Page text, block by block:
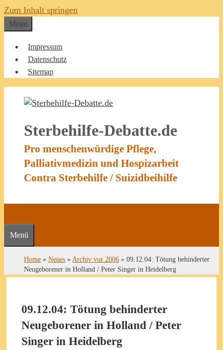
Zum Inhalt springen
Menu
Impressum
Datenschutz
Sitemap
Sterbehilfe-Debatte.de
Pro menschenwürdige Pflege,
Palliativmedizin und Hospizarbeit
Contra Sterbehilfe / Suizidbeihilfe
Menü
Home » Neues » Archiv vor 2006 » 09.12.04: Tötung behinderter
Neugeborener in Holland / Peter Singer in Heidelberg
09.12.04: Tötung behinderter
Neugeborener in Holland / Peter
Singer in Heidelberg